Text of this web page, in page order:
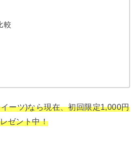
較
ーツ)なら現在、初回限定1,000円
ゼント中！